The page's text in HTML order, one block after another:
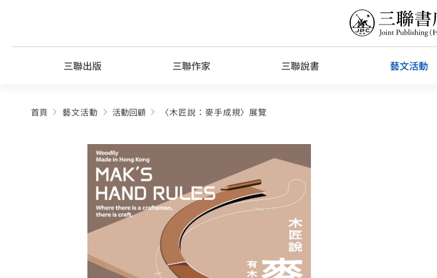
content
三聯出版 三聯作家 三聯說書 藝文活動
首頁 藝文活動 活動回顧 〈木匠說：麥手成規〉展覽